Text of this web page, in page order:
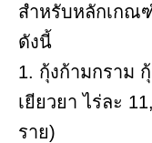
สำหรับหลักเกณ
ดังนี้
1. กุ้งก้ามกราม
เยียวยา ไร่ละ
ราย)